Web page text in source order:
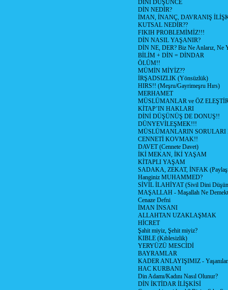
DİNİ DÜŞÜNCE
DİN NEDİR?
İMAN, İNANÇ, DAVRANIŞ
KUTSAL NEDİR??
FIKIH PROBLEMİMİZ!!!
DİN NASIL YAŞANIR?
DİN NE, DER? Biz Ne Anlarız, Ne
BİLİM + DİN = DİNDAR
ÖLÜM!!
MÜMİN MİYİZ??
İRŞADSIZLIK (Yönsüzlük)
HIRS!! (Meşru/Gayrimeşru Hırs)
MERHAMET
MÜSLÜMANLAR ve ÖZ
KİTAP’IN HAKLARI
DİNİ DÜŞÜNÜŞ DE DONUŞ!!
DÜNYEVİLEŞMEK!!!
MÜSLÜMANLARIN SORULARI
CENNETİ KOVMAK!!
DAVET (Cennete Davet)
İKİ MEKAN, İKİ YAŞAM
KİTAPLI YAŞAM
SADAKA, ZEKAT, İNFAK
Hanginiz MUHAMMED?
SİVİL İLAHİYAT (Sivil Dini
MAŞALLAH - Maşallah Ne
Cenaze Defni
İMAN İNSANI
ALLAHTAN UZAKLAŞMAK
HİCRET
Şahit miyiz, Şehit miyiz?
KIBLE (Kıblesizlik)
YERYÜZÜ MESCİDİ
BAYRAMLAR
KADER ANLAYIŞIMIZ -
HAC KURBANI
Din Adamı/Kadını Nasıl Olunur?
DİN İKTİDAR İLİŞKİSİ